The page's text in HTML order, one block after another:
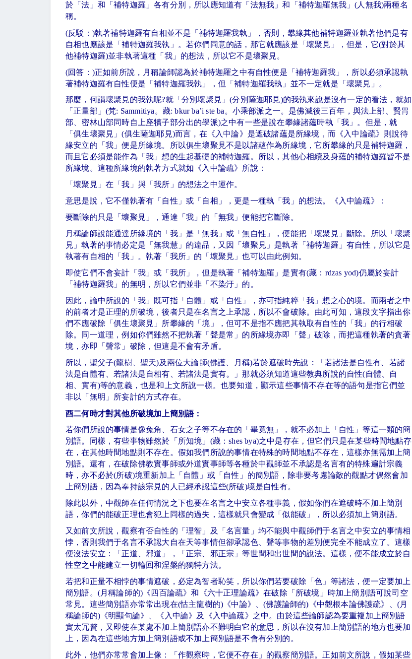
於「法」和「補特迦羅」各有分別，所以應知道有「法無我」和「補特迦羅無我」(人無我)兩種名
稱。
(反駁： )執著補特迦羅有自相並不是「補特迦羅我執」，否則，攀緣其他補特迦羅並執著他們是有
自相也應該是「補特迦羅我執」。若你們同意的話，那它就應該是「壞聚見」，但是，它(對於其
他補特迦羅)並非執著這種「我」的想法，所以它不是壞聚見。
(回答： )正如前所說，月稱論師認為於補特迦羅之中有自性便是「補特迦羅我」，所以必須承認執
著補特迦羅有自性便是「補特迦羅我執」，但「補特迦羅我執」並不一定就是「壞聚見」。
那麼，何謂壞聚見的我執呢?就「分別壞聚見」(分別薩迦耶見)的我執來說是沒有一定的看法，就如
「正量部」 (梵: Sammitiya 。藏: bkur ba’i ste ba 。小乘部派之一。是佛滅後三百年，與法上部、賢胃
部、密林山部同時自上座犢子部分出的學派)之中有一些是說在攀緣諸蘊時執「我」。但是，就
「俱生壞聚見」(俱生薩迦耶見)而言，在《入中論》是遮破諸蘊是所緣境，而《入中論疏》則說待
緣安立的「我」便是所緣境。所以俱生壞聚見不是以諸蘊作為所緣境，它所攀緣的只是補特迦羅，
而且它必須是能作為「我」想的生起基礎的補特迦羅。所以，其他心相續及身蘊的補特迦羅皆不是
所緣境。這種所緣境的執著方式就如《入中論疏》所說：
「壞聚見」在「我」與「我所」的想法之中運作。
意思是說，它不僅執著有「自性」或「自相」，更是一種執「我」的想法。《入中論疏》：
要斷除的只是「壞聚見」，通達「我」的「無我」便能把它斷除。
月稱論師說能通達所緣境的「我」是「無我」或「無自性」，便能把「壞聚見」斷除。所以「壞聚
見」執著的事情必定是「無我慧」的違品，又因「壞聚見」是執著「補特迦羅」有自性，所以它是
執著有自相的「我」。執著「我所」的「壞聚見」也可以由此例知。
即使它們不會妄計「我」或「我所」，但是執著「補特迦羅」是實有(藏： rdzas yod)仍屬於妄計
「補特迦羅我」的無明，所以它們並非「不染汙」的。
因此，論中所說的「我」既可指「自體」或「自性」，亦可指純粹「我」想之心的境。而兩者之中
的前者才是正理的所破境，後者只是在名言之上承認，所以不會破除。由此可知，這段文字指出你
們不應破除「俱生壞聚見」所攀緣的「境」，但可不是指不應把其執取有自性的「我」的行相破
除。同一道理，例如你們雖然不把執著「聲是常」的所緣境亦即「聲」破除，而把這種執著的貪著
境，亦即「聲常」破除，但這是不會有矛盾。
所以，聖父子(龍樹、聖天)及兩位大論師(佛護、月稱)若於遮破時先說：「若諸法是自性有、若諸
法是自體有、若諸法是自相有、若諸法是實有。」那就必須知道這些教典所說的自性(自體、自
相、實有)等的意義，也是和上文所說一樣。也要知道，顯示這些事情不存在等的語句是指它們並
非以「無明」所妄計的方式存在。
酉二何時才對其他所破境加上簡別語：
若你們所說的事情是像兔角、石女之子等不存在的「畢竟無」，就不必加上「自性」等這一類的簡
別語。同樣，有些事物雖然於「所知境」 (藏：shes bya)之中是存在，但它們只是在某些時間地點存
在，在其他時間地點則不存在。假如我們所說的事情在特殊的時間地點不存在，這樣亦無需加上簡
別語。還有，在破除佛教實事師或外道實事師等各種於中觀師並不承認是名言有的特殊遍計宗義
時，亦不必於(所破)境重新加上「自體」或「自性」的簡別語，除非要考慮論敵的觀點才偶然會加
上簡別語，因為奉持該宗見的人已經承認這些(所破)境是自性有。
除此以外，中觀師在任何情況之下也要在名言之中安立各種事義，假如你們在遮破時不加上簡別
語，你們的能破正理也會犯上同樣的過失，這樣就只會變成「似能破」，所以必須加上簡別語。
又如前文所說，觀察有否自性的「理智」及「名言量」均不能與中觀師們于名言之中安立的事情相
悖，否則我們于名言不承認大自在天等事情但卻承認色、聲等事物的差別便完全不能成立了。這樣
便沒法安立：「正道、邪道」，「正宗、邪正宗」等世間和出世間的說法。這樣，便不能成立於自
性空之中能建立一切輪回和涅槃的獨特方法。
若把和正量不相悖的事情遮破，必定為智者恥笑，所以你們若要破除「色」等諸法，便一定要加上
簡別語。 (月稱論師的) 《四百論疏》和《六十正理論疏》在破除「所破境」時加上簡別語可說司空
常見。這些簡別語亦常常出現在(怙主龍樹的) 《中論》、(佛護論師的) 《中觀根本論佛護疏》、 (月
稱論師的) 《明顯句論》、《入中論》及《入中論疏》之中。由於這些論師認為要重複加上簡別語
實太冗贅，又即使在某處不加上簡別語亦不難明白它的意思，所以在沒有加上簡別語的地方也要加
上，因為在這些地方加上簡別語或不加上簡別語是不會有分別的。
此外，他們亦常常會加上像：「作觀察時，它便不存在」的觀察簡別語。正如前文所說，假如某些